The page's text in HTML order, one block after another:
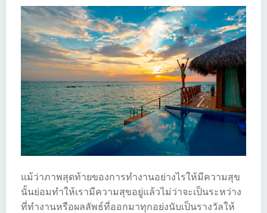
แม้ว่าภาพสุดท้ายของการทำงานอย่างไรให้มีความสุข
นั้นย่อมทำให้เรามีความสุขอยู่แล้วไม่ว่าจะเป็นระหว่าง
ที่ทำงานหรือผลลัพธ์ที่ออกมาทุกอย่งนับเป็นรางวัลให้